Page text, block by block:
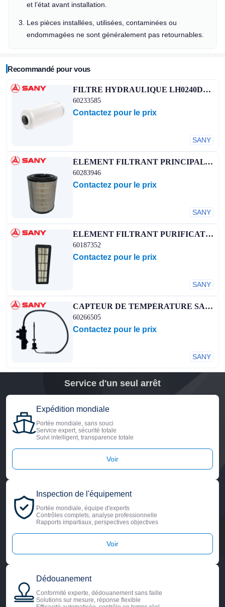
et l’état avant installation.
Les pièces installées, utilisées, contaminées ou
endommagées ne sont généralement pas retournables.
Recommandé pour vous
FILTRE HYDRAULIQUE LH0240D010BN3HC
60233585
Contactez pour le prix
SANY
ÉLÉMENT FILTRANT PRINCIPAL SANY
60283946
Contactez pour le prix
SANY
ÉLÉMENT FILTRANT PURIFICATEUR D'AIR SANY
60187352
Contactez pour le prix
SANY
CAPTEUR DE TEMPÉRATURE SANY SCR
60266505
Contactez pour le prix
SANY
Service d'un seul arrêt
Expédition mondiale
Portée mondiale, sans souci
Service expert, sécurité totale
Suivi intelligent, transparence totale
Voir
Inspection de l'équipement
Portée mondiale, équipe d'experts
Contrôles complets, analyse professionnelle
Rapports impartiaux, perspectives objectives
Voir
Dédouanement
Conformité experte, dédouanement sans faille
Solutions sur mesure, réponse flexible